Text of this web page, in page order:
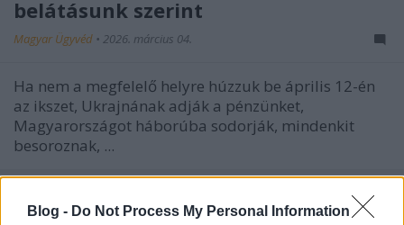
Blog - Do Not Process My Personal Information
belátásunk szerint
Magyar Ügyvéd • 2026. március 04.
Ha nem a megfelelő helyre húzzuk be április 12-én
az ikszet, Ukrajnának adják a pénzünket,
Magyarországot háborúba sodorják, mindenkit
besoroznak, ...